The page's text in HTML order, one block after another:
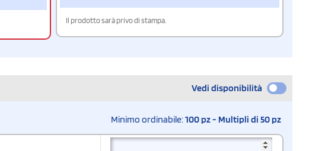
Il prodotto sarà privo di stampa.
Vedi disponibilità
Minimo ordinabile:100 pz - Multipli di 50 pz